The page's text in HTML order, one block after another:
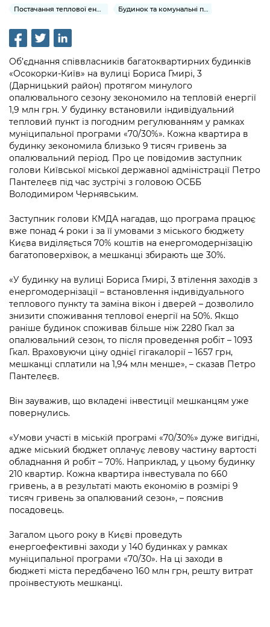
Рішення та розпорядження
Проєкти розпоряджень, що
перебувають на погодженні КМВА
Рішення Київради
Контактна інформація
Графік роботи та прийому громадян
Вакансії
Статистика
Звернення громадян
Регуляторна діяльність
Промисловість і наука Києва
Підприємства, установи, організації
Kyiv International Relations
Річні звіти
Гендерна політика
Безбар'єрність
Київська міська військова адміністрація
Освіта та навчальні заклади
Дороги, транспорт та парковки
Навколишнє середовище міста
Містобудування та земельні ділянки
Культура, спорт, дозвілля
Бізнес та ліцензування
Фінанси та бюджет
Безпека та правопорядок
Іноземцям / For foreigners
Пам'ятки культурної спадщини
Портал Захисників та Захисниць
Безбар'єрність
Портал послуг
Міський застосунок Київ Цифровий
Громадська експертиза
Громадський бюджет
Консультації з громадськістю
Громадська рада
Петиції
Відкритий бюджет
Контактний центр
Допомога учасникам АТО
Рада з питань внутрішньо переміщених
осіб при Київській міській військовій
адміністрації
Уряд» – місцевий рівень»
Важливе під час воєнного стану
Інформація з обмеженим доступом
Проекти нормативно-правових та
інших актів
Нормативна база
Питання і відповіді про публічну
інформацію
Порядок оскарження рішень, дій чи
бездіяльності розпорядників інформації
Звіти про опрацювання запитів на
публічну інформацію
Інформація для споживачів
Про відкриті дані
Портал даних Києва
Публічні дашборди
Медіагалерея
Підписатися на новини та анонси від
from the KCSA
Порядок акредитації медіа /
Accreditation process
Подати журналістський запит /
Submitting a media request
Зйомки в лікарнях в умовах воєнного
стану / Rules for media coverage of
hospitals at work under martial law
Контакти для медіа / Contacts for mass
media
Постачання теплової енергії та гарячої води
Будинок та комунальні послуги
Об’єднання співвласників багатоквартирних будинків
«Осокорки-Київ» на вулиці Бориса Гмирі, 3
(Дарницький район) протягом минулого
опалювального сезону зекономило на тепловій енергії
1,9 млн грн. У будинку встановили індивідуальний
тепловий пункт із погодним регулюванням у рамках
муніципальної програми «70/30%». Кожна квартира в
будинку зекономила близько 9 тисяч гривень за
опалювальний період. Про це повідомив заступник
голови Київської міської державної адміністрації Петро
Пантелеєв під час зустрічі з головою ОСББ
Володимиром Чернявським.
Заступник голови КМДА нагадав, що програма працює
вже понад 4 роки і за її умовами з міського бюджету
Києва виділяється 70% коштів на енергомодернізацію
багатоповерхівок, а мешканці збирають ще 30%.
«У будинку на вулиці Бориса Гмирі, 3 втілення заходів з
енергомодернізації – встановлення індивідуального
теплового пункту та заміна вікон і дверей – дозволило
знизити споживання теплової енергії на 50%. Якщо
раніше будинок споживав більше ніж 2280 Гкал за
опалювальний сезон, то після проведення робіт – 1093
Гкал. Враховуючи ціну однієї гігакалорії – 1657 грн,
мешканці сплатили на 1,94 млн менше», – сказав Петро
Пантелеєв.
Він зауважив, що вкладені інвестиції мешканцям уже
повернулись.
«Умови участі в міській програмі «70/30%» дуже вигідні,
адже міський бюджет оплачує левову частину вартості
обладнання й робіт – 70%. Наприклад, у цьому будинку
210 квартир. Кожна квартира інвестувала по 660
гривень, а в результаті мають економію в розмірі 9
тисяч гривень за опалюваний сезон», – пояснив
посадовець.
Загалом цього року в Києві проведуть
енергоефективні заходи у 140 будинках у рамках
муніципальної програми «70/30». На ці заходи в
бюджеті міста передбачено 160 млн грн, решту витрат
проінвестують мешканці.